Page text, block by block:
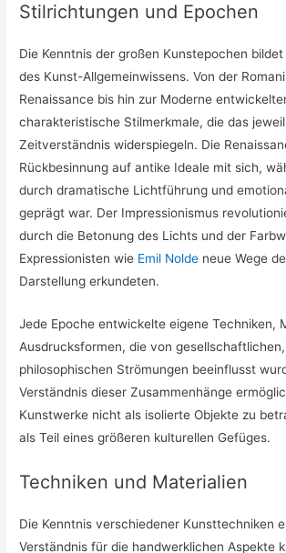
Stilrichtungen und Epochen
Die Kenntnis der großen Kunstepochen
des Kunst-Allgemeinwissens. Von der
Renaissance bis hin zur Moderne
charakteristische Stilmerkmale, die das
Zeitverständnis widerspiegeln. Die
Rückbesinnung auf antike Ideale mit sich,
durch dramatische Lichtführung und
geprägt war. Der Impressionismus
durch die Betonung des Lichts und der
Expressionisten wie Emil Nolde neue Wege
Darstellung erkundeten.
Jede Epoche entwickelte eigene Techniken,
Ausdrucksformen, die von
philosophischen Strömungen beeinflusst
Verständnis dieser Zusammenhänge
Kunstwerke nicht als isolierte Objekte zu
als Teil eines größeren kulturellen Gefüges.
Techniken und Materialien
Die Kenntnis verschiedener Kunsttechniken
Verständnis für die handwerklichen Aspekte